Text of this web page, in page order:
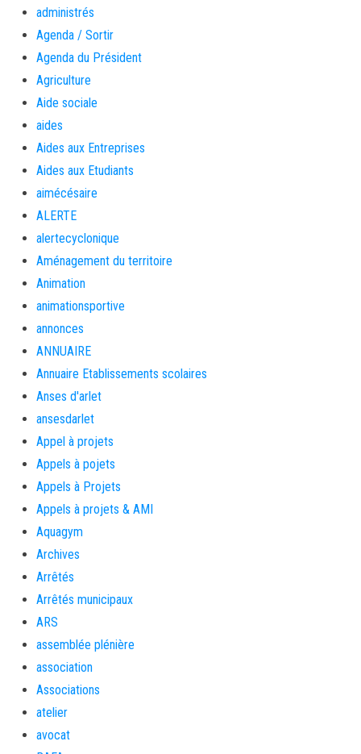
administrés
Agenda / Sortir
Agenda du Président
Agriculture
Aide sociale
aides
Aides aux Entreprises
Aides aux Etudiants
aimécésaire
ALERTE
alertecyclonique
Aménagement du territoire
Animation
animationsportive
annonces
ANNUAIRE
Annuaire Etablissements scolaires
Anses d'arlet
ansesdarlet
Appel à projets
Appels à pojets
Appels à Projets
Appels à projets & AMI
Aquagym
Archives
Arrêtés
Arrêtés municipaux
ARS
assemblée plénière
association
Associations
atelier
avocat